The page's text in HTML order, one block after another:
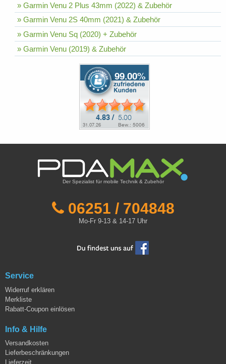
» Garmin Venu 2 Plus 43mm (2022) & Zubehör
» Garmin Venu 2S 40mm (2021) & Zubehör
» Garmin Venu Sq (2020) + Zubehör
» Garmin Venu (2019) & Zubehör
Der Spezialist für mobile Technik & Zubehör
06251 / 704848
Mo-Fr 9-13 & 14-17 Uhr
Service
Widerruf erklären
Merkliste
Rabatt-Coupon einlösen
Info & Hilfe
Versandkosten
Lieferbeschränkungen
Lieferzeit